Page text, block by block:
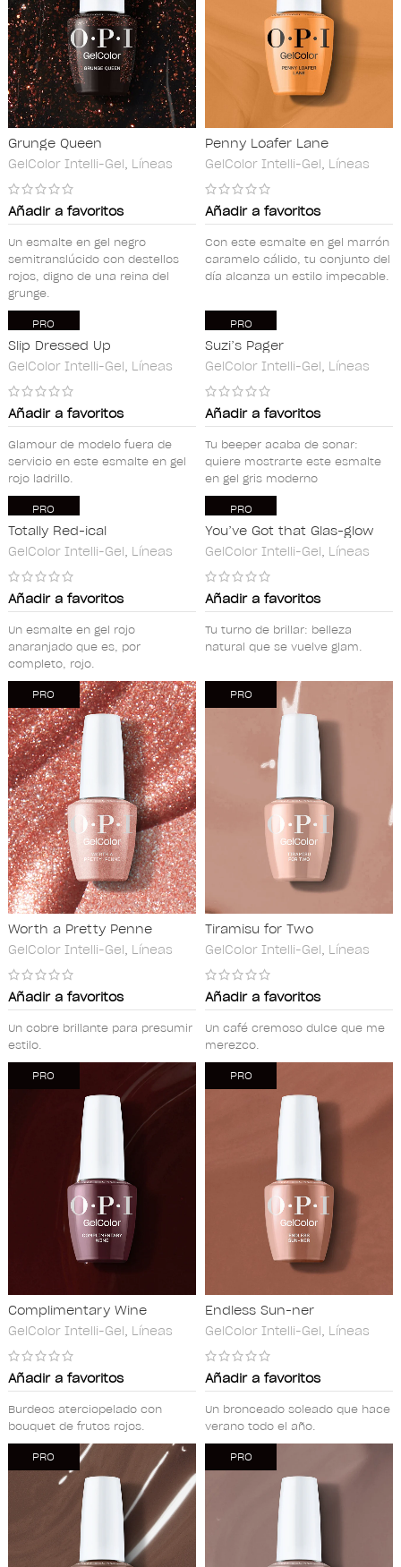
Grunge Queen
GelColor Intelli-Gel, Líneas
Añadir a favoritos
Un esmalte en gel negro
semitranslúcido con destellos
rojos, digno de una reina del
grunge.
Penny Loafer Lane
GelColor Intelli-Gel, Líneas
Añadir a favoritos
Con este esmalte en gel marrón
caramelo cálido, tu conjunto del
día alcanza un estilo impecable.
PRO
Slip Dressed Up
GelColor Intelli-Gel, Líneas
Añadir a favoritos
Glamour de modelo fuera de
servicio en este esmalte en gel
rojo ladrillo.
PRO
Suzi’s Pager
GelColor Intelli-Gel, Líneas
Añadir a favoritos
Tu beeper acaba de sonar:
quiere mostrarte este esmalte
en gel gris moderno
PRO
Totally Red-ical
GelColor Intelli-Gel, Líneas
Añadir a favoritos
Un esmalte en gel rojo
anaranjado que es, por
completo, rojo.
PRO
You’ve Got that Glas-glow
GelColor Intelli-Gel, Líneas
Añadir a favoritos
Tu turno de brillar: belleza
natural que se vuelve glam.
PRO
Worth a Pretty Penne
GelColor Intelli-Gel, Líneas
Añadir a favoritos
Un cobre brillante para presumir
estilo.
PRO
Tiramisu for Two
GelColor Intelli-Gel, Líneas
Añadir a favoritos
Un café cremoso dulce que me
merezco.
PRO
Complimentary Wine
GelColor Intelli-Gel, Líneas
Añadir a favoritos
Burdeos aterciopelado con
bouquet de frutos rojos.
PRO
Endless Sun-ner
GelColor Intelli-Gel, Líneas
Añadir a favoritos
Un bronceado soleado que hace
verano todo el año.
PRO PRO